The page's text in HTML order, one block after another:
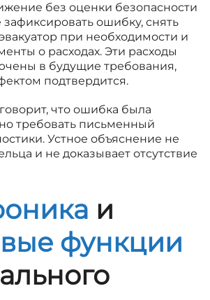
без оценки безопасности
ошибку, снять
при необходимости и
о расходах. Эти расходы
в будущие требования,
подтвердится.
что ошибка была
требовать письменный
Устное объяснение не
и не доказывает отсутствие
и
функции